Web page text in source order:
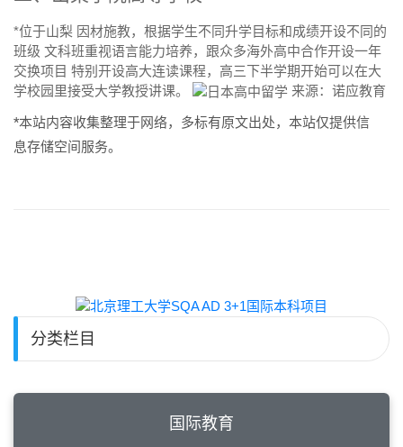
*位于山梨 因材施教，根据学生不同升学目标和成绩开设不同的
班级 文科班重视语言能力培养，跟众多海外高中合作开设一年
交换项目 特别开设高大连读课程，高三下半学期开始可以在大
学校园里接受大学教授讲课。
来源：诺应教育
*本站内容收集整理于网络，多标有原文出处，本站仅提供信
息存储空间服务。
分类栏目
国际教育